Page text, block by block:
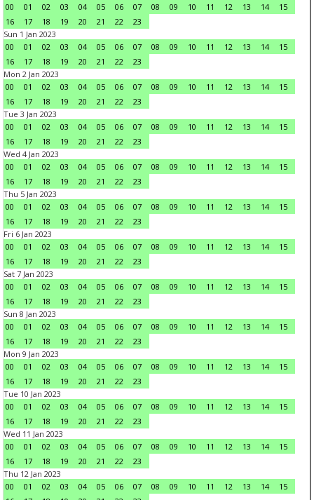
00
01 02 03 04 05 06 07 08 09 10 11 12 13 14
15
16
17 18 19 20 21 22
23
Sun 1 Jan 2023
00
01 02 03 04 05 06 07 08 09 10 11 12 13 14
15
16
17 18 19 20 21 22
23
Mon 2 Jan 2023
00
01 02 03 04 05 06 07 08 09 10 11 12 13 14
15
16
17 18 19 20 21 22
23
Tue 3 Jan 2023
00
01 02 03 04 05 06 07 08 09 10 11 12 13 14
15
16
17 18 19 20 21 22
23
Wed 4 Jan 2023
00
01 02 03 04 05 06 07 08 09 10 11 12 13 14
15
16
17 18 19 20 21 22
23
Thu 5 Jan 2023
00
01 02 03 04 05 06 07 08 09 10 11 12 13 14
15
16
17 18 19 20 21 22
23
Fri 6 Jan 2023
00
01 02 03 04 05 06 07 08 09 10 11 12 13 14
15
16
17 18 19 20 21 22
23
Sat 7 Jan 2023
00
01 02 03 04 05 06 07 08 09 10 11 12 13 14
15
16
17 18 19 20 21 22
23
Sun 8 Jan 2023
00
01 02 03 04 05 06 07 08 09 10 11 12 13 14
15
16
17 18 19 20 21 22
23
Mon 9 Jan 2023
00
01 02 03 04 05 06 07 08 09 10 11 12 13 14
15
16
17 18 19 20 21 22
23
Tue 10 Jan 2023
00
01 02 03 04 05 06 07 08 09 10 11 12 13 14
15
16
17 18 19 20 21 22
23
Wed 11 Jan 2023
00
01 02 03 04 05 06 07 08 09 10 11 12 13 14
15
16
17 18 19 20 21 22
23
Thu 12 Jan 2023
00
01 02 03 04 05 06 07 08 09 10 11 12 13 14
15